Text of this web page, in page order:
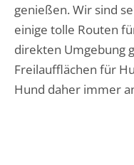
genießen. Wir sind
einige tolle Routen
direkten Umgebung
Freilaufflächen für
Hund daher immer